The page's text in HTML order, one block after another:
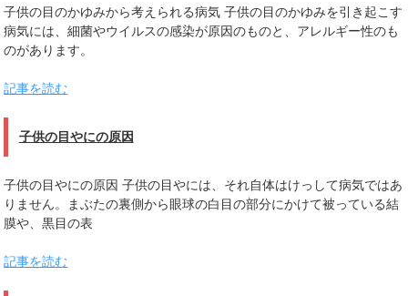
子供の目のかゆみから考えられる病気 子供の目のかゆみを引き起こす
病気には、細菌やウイルスの感染が原因のものと、アレルギー性のも
のがあります。
記事を読む
子供の目やにの原因
子供の目やにの原因 子供の目やには、それ自体はけっして病気ではあ
りません。まぶたの裏側から眼球の白目の部分にかけて被っている結
膜や、黒目の表
記事を読む